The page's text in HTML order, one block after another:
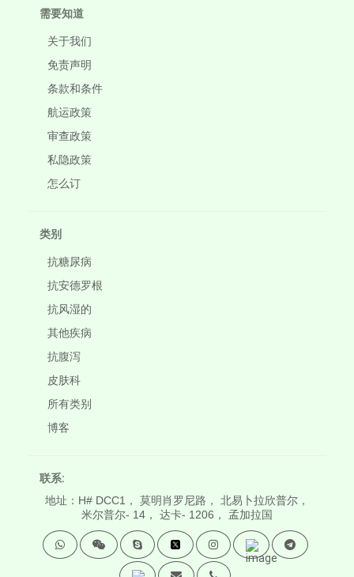
需要知道
关于我们
免责声明
条款和条件
航运政策
审查政策
私隐政策
怎么订
类别
抗糖尿病
抗安德罗根
抗风湿的
其他疾病
抗腹泻
皮肤科
所有类别
博客
联系:
地址：H# DCC1， 莫明肖罗尼路， 北易卜拉欣普尔，
米尔普尔- 14， 达卡- 1206， 孟加拉国